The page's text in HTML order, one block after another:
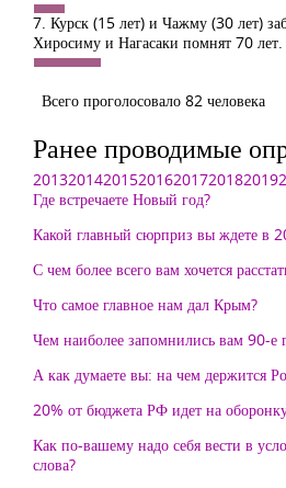
7. Курск (15 лет) и Чажму (30 лет)
Хиросиму и Нагасаки помнят 70 лет.
Всего проголосовало 82 человека
Ранее проводимые
2013201420152016201720182019
Где встречаете Новый год?
Какой главный сюрприз вы ждете в
С чем более всего вам хочется
Что самое главное нам дал Крым?
Чем наиболее запомнились вам 90-е
А как думаете вы: на чем держится
20% от бюджета РФ идет на
Как по-вашему надо себя вести в
слова?